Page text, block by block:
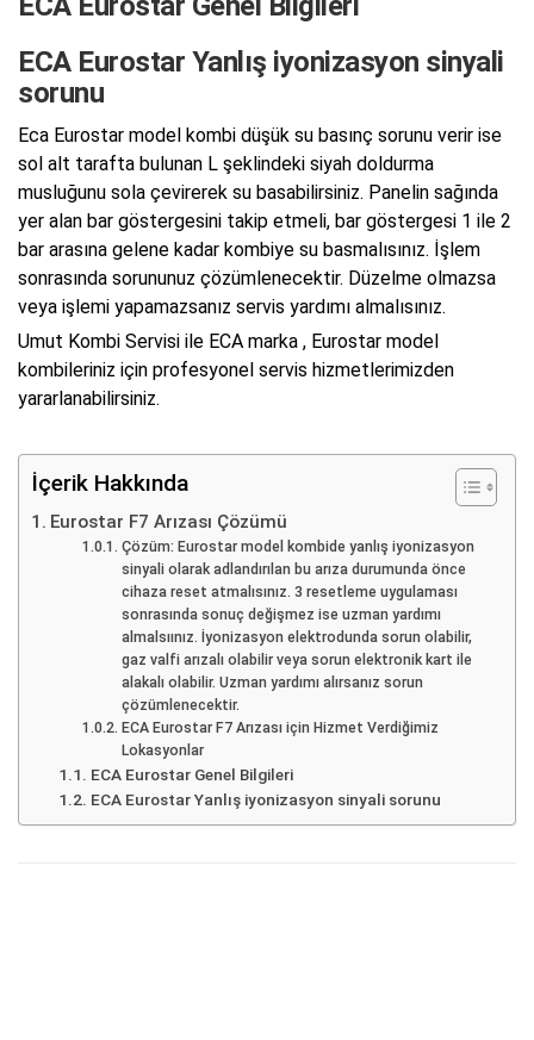
ECA Eurostar Yanlış iyonizasyon sinyali
sorunu
Eca Eurostar model kombi düşük su basınç sorunu verir ise
sol alt tarafta bulunan L şeklindeki siyah doldurma
musluğunu sola çevirerek su basabilirsiniz. Panelin sağında
yer alan bar göstergesini takip etmeli, bar göstergesi 1 ile 2
bar arasına gelene kadar kombiye su basmalısınız. İşlem
sonrasında sorununuz çözümlenecektir. Düzelme olmazsa
veya işlemi yapamazsanız servis yardımı almalısınız.
Umut Kombi Servisi ile ECA marka , Eurostar model
kombileriniz için profesyonel servis hizmetlerimizden
yararlanabilirsiniz.
İçerik Hakkında
Eurostar F7 Arızası Çözümü
Çözüm: Eurostar model kombide yanlış iyonizasyon
sinyali olarak adlandırılan bu arıza durumunda önce
cihaza reset atmalısınız. 3 resetleme uygulaması
sonrasında sonuç değişmez ise uzman yardımı
almalsıınız. İyonizasyon elektrodunda sorun olabilir,
gaz valfi arızalı olabilir veya sorun elektronik kart ile
alakalı olabilir. Uzman yardımı alırsanız sorun
çözümlenecektir.
ECA Eurostar F7 Arızası için Hizmet Verdiğimiz
Lokasyonlar
ECA Eurostar Genel Bilgileri
ECA Eurostar Yanlış iyonizasyon sinyali sorunu